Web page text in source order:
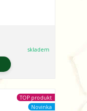
skladem
TOP produkt
Novinka